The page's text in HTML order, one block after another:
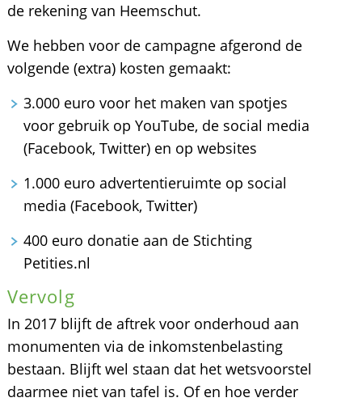
de rekening van Heemschut.
We hebben voor de campagne afgerond de
volgende (extra) kosten gemaakt:
3.000 euro voor het maken van spotjes
voor gebruik op YouTube, de social media
(Facebook, Twitter) en op websites
1.000 euro advertentieruimte op social
media (Facebook, Twitter)
400 euro donatie aan de Stichting
Petities.nl
Vervolg
In 2017 blijft de aftrek voor onderhoud aan
monumenten via de inkomstenbelasting
bestaan. Blijft wel staan dat het wetsvoorstel
daarmee niet van tafel is. Of en hoe verder